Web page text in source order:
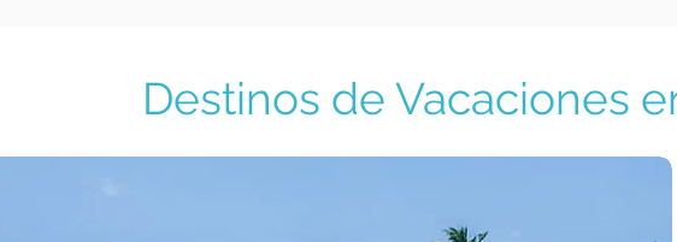
Destinos de Vacaciones